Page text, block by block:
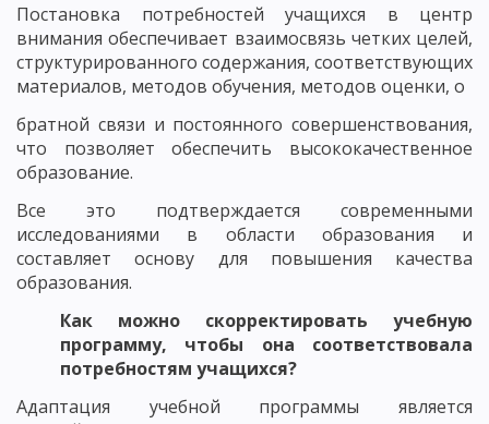
Постановка потребностей учащихся в центр
внимания обеспечивает взаимосвязь четких целей,
структурированного содержания, соответствующих
материалов, методов обучения, методов оценки, о
братной связи и постоянного совершенствования,
что позволяет обеспечить высококачественное
образование.
Все это подтверждается современными
исследованиями в области образования и
составляет основу для повышения качества
образования.
Как можно скорректировать учебную
программу, чтобы она соответствовала
потребностям учащихся?
Адаптация учебной программы является